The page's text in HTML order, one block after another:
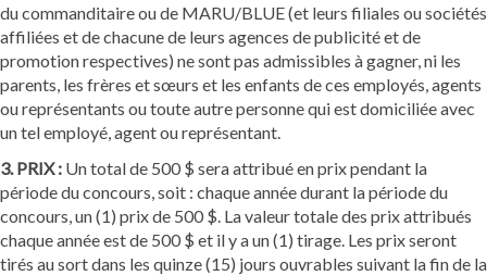
du commanditaire ou de MARU/BLUE (et leurs filiales ou sociétés
affiliées et de chacune de leurs agences de publicité et de
promotion respectives) ne sont pas admissibles à gagner, ni les
parents, les frères et sœurs et les enfants de ces employés, agents
ou représentants ou toute autre personne qui est domiciliée avec
un tel employé, agent ou représentant.
3. PRIX : Un total de 500 $ sera attribué en prix pendant la
période du concours, soit : chaque année durant la période du
concours, un (1) prix de 500 $. La valeur totale des prix attribués
chaque année est de 500 $ et il y a un (1) tirage. Les prix seront
tirés au sort dans les quinze (15) jours ouvrables suivant la fin de la